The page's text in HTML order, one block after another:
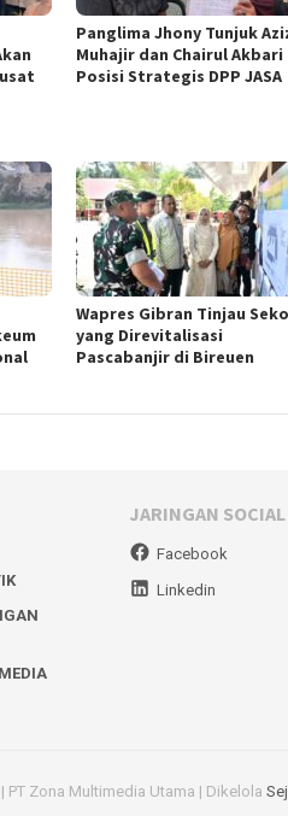
Panglima Jhony Tunjuk
Muhajir dan Chairul Akbari
Posisi Strategis DPP JASA
Wapres Gibran Tinjau
yang Direvitalisasi
Pascabanjir di Bireuen
JARINGAN SOCIAL
Facebook
Linkedin
PT Zona Multimedia Utama | Dikelola